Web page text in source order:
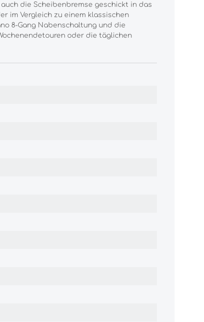
die Scheibenbremse geschickt in das
im Vergleich zu einem klassischen
8-Gang Nabenschaltung und die
oder die täglichen